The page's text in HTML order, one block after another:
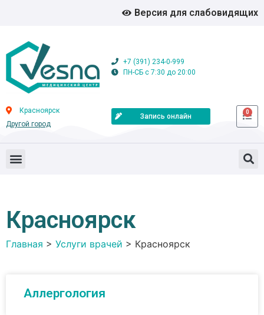
Версия для слабовидящих
+7 (391) 234-0-999
ПН-СБ с 7:30 до 20:00
Красноярск
Другой город
Запись онлайн
0
Красноярск
Главная > Услуги врачей > Красноярск
Аллергология